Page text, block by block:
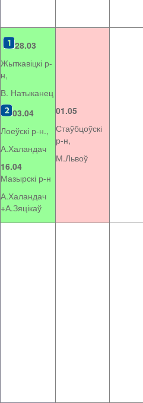
28.03
Жыткавіцкі р-
н,
В. Натыканец
03.04
Лоеўскі р-н.,
А.Халандач
16.04
Мазырскі р-н
А.Халандач
+А.Зяцікаў
01.05
Стаўбцоўскі
р-н,
М.Львоў